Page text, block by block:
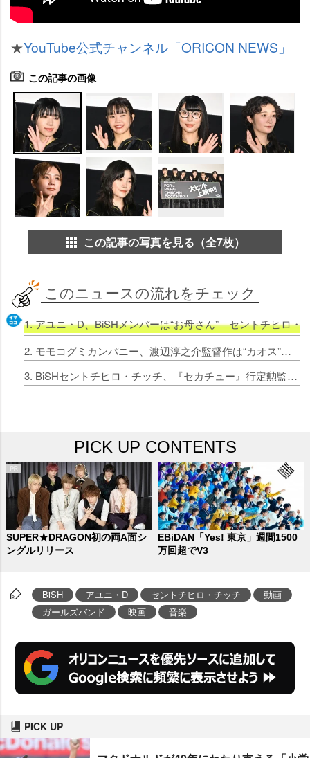
★YouTube公式チャンネル「ORICON NEWS」
この記事の画像
この記事の写真を見る（全7枚）
このニュースの流れをチェック
1. アユニ・D、BiSHメンバーは“お母さん” セントチヒロ・
2. モモコグミカンパニー、渡辺淳之介監督作は“カオス” 恥ずかしいセリフに戸惑いも一喝され「殻を破れた」
3. BiSHセントチヒロ・チッチ、『セカチュー』行定勲監督作で文学的恋愛物語に挑戦「覚悟を決めた」
PICK UP CONTENTS
SUPER★DRAGON初の両A面シ
ングルリリース
EBiDAN「Yes! 東京」週間1500
万回超でV3
BiSH アユニ・D セントチヒロ・チッチ
動画
ガールズバンド
映画 音楽
PICK UP